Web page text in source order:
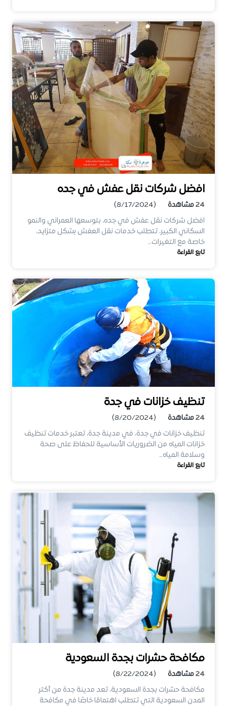
افضل شركات نقل عفش في جده
24مشاهدة
(8/17/2024)
افضل شركات نقل عفش في جده، بتوسعها العمراني والنمو
السكاني الكبير، تتطلب خدمات نقل العفش بشكل متزايد،
خاصة مع التغيرات…
تابع القراءة
تنظيف خزانات في جدة
24مشاهدة
(8/20/2024)
تنظيف خزانات في جدة، في مدينة جدة، تعتبر خدمات تنظيف
خزانات المياه من الضروريات الأساسية للحفاظ على صحة
وسلامة المياه…
تابع القراءة
مكافحة حشرات بجدة السعودية
24مشاهدة
(8/22/2024)
مكافحة حشرات بجدة السعودية، تعد مدينة جدة من أكثر
المدن السعودية التي تتطلب اهتمامًا خاصًا في مكافحة